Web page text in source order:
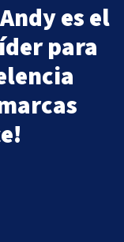
es el
para